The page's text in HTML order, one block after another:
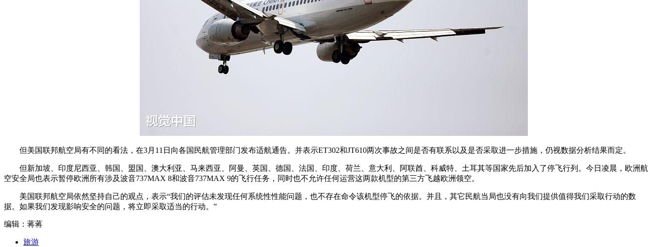
但美国联邦航空局有不同的看法，在3月11日向各国民航管理部门发布适航通告。并表示ET302和JT610两次事故之间是否有联系以及是否采取进一步措施，仍视数据分析结果而定。
但新加坡、印度尼西亚、韩国、盟国、澳大利亚、马来西亚、阿曼、英国、德国、法国、印度、荷兰、意大利、阿联酋、科威特、土耳其等国家先后加入了停飞行列。今日凌晨，欧洲航
空安全局也表示暂停欧洲所有涉及波音737MAX 8和波音737MAX 9的飞行任务，同时也不允许任何运营这两款机型的第三方飞越欧洲领空。
美国联邦航空局依然坚持自己的观点，表示“我们的评估未发现任何系统性性能问题，也不存在命令该机型停飞的依据。并且，其它民航当局也没有向我们提供值得我们采取行动的数
据。如果我们发现影响安全的问题，将立即采取适当的行动。”
编辑：蒋蒋
旅游